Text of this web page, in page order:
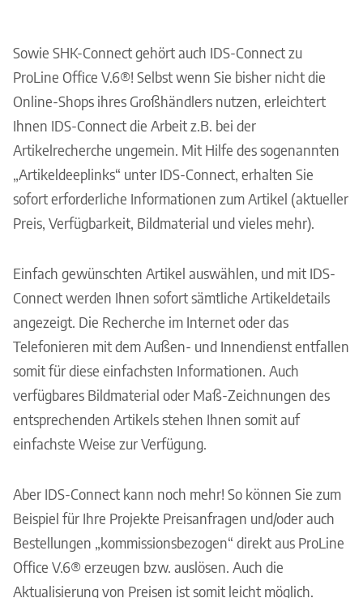
Sowie SHK-Connect gehört auch IDS-Connect zu
ProLine Office V.6®! Selbst wenn Sie bisher nicht die
Online-Shops ihres Großhändlers nutzen, erleichtert
Ihnen IDS-Connect die Arbeit z.B. bei der
Artikelrecherche ungemein. Mit Hilfe des sogenannten
„Artikeldeeplinks“ unter IDS-Connect, erhalten Sie
sofort erforderliche Informationen zum Artikel (aktueller
Preis, Verfügbarkeit, Bildmaterial und vieles mehr).
Einfach gewünschten Artikel auswählen, und mit IDS-
Connect werden Ihnen sofort sämtliche Artikeldetails
angezeigt. Die Recherche im Internet oder das
Telefonieren mit dem Außen- und Innendienst entfallen
somit für diese einfachsten Informationen. Auch
verfügbares Bildmaterial oder Maß-Zeichnungen des
entsprechenden Artikels stehen Ihnen somit auf
einfachste Weise zur Verfügung.
Aber IDS-Connect kann noch mehr! So können Sie zum
Beispiel für Ihre Projekte Preisanfragen und/oder auch
Bestellungen „kommissionsbezogen“ direkt aus ProLine
Office V.6® erzeugen bzw. auslösen. Auch die
Aktualisierung von Preisen ist somit leicht möglich.